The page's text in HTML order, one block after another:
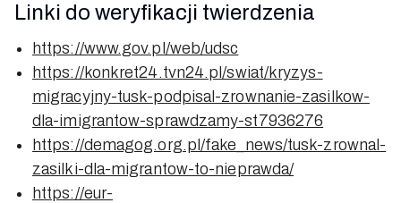
Linki do weryfikacji twierdzenia
https://www.gov.pl/web/udsc
https://konkret24.tvn24.pl/swiat/kryzys-
migracyjny-tusk-podpisal-zrownanie-zasilkow-
dla-imigrantow-sprawdzamy-st7936276
https://demagog.org.pl/fake_news/tusk-zrownal-
zasilki-dla-migrantow-to-nieprawda/
https://eur-